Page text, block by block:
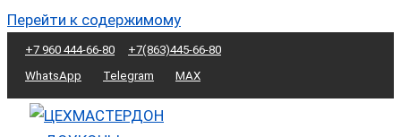
Перейти к содержимому
+7 960 444-66-80
+7(863)445-66-80
WhatsApp
Telegram MAX